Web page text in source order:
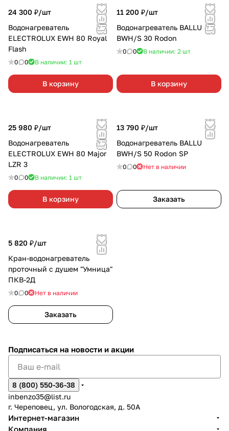
24 300 ₽/шт
Водонагреватель
ELECTROLUX EWH 80 Royal
Flash
0 0 В наличии: 1 шт
В корзину
11 200 ₽/шт
Водонагреватель BALLU
BWH/S 30 Rodon
0 0 В наличии: 2 шт
В корзину
25 980 ₽/шт
Водонагреватель
ELECTROLUX EWH 80 Major
LZR 3
0 0 В наличии: 1 шт
В корзину
13 790 ₽/шт
Водонагреватель BALLU
BWH/S 50 Rodon SP
0 0 Нет в наличии
Заказать
5 820 ₽/шт
Кран-водонагреватель
проточный с душем "Умница"
ПКВ-2Д
0 0 Нет в наличии
Заказать
Подписаться на новости и акции
8 (800) 550-36-38
inbenzo35@list.ru
г. Череповец, ул. Вологодская, д. 50А
Интернет-магазин
Компания